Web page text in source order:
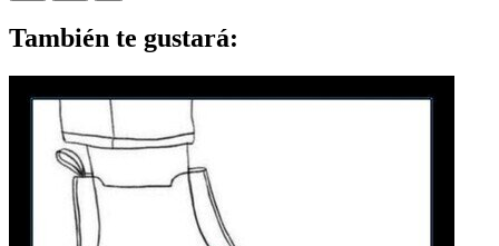
También te gustará: